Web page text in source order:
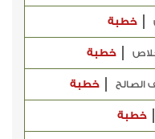
خطبة
خطبة
الصالح خطبة
خطبة